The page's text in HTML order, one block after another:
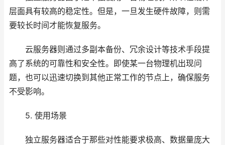
层面具有较高的稳定性。但是，一旦发生硬件故障，则需
要较长时间才能恢复服务。
云服务器则通过多副本备份、冗余设计等技术手段提
高了系统的可靠性和安全性。即使某一台物理机出现问
题，也可以迅速切换到其他正常工作的节点上，确保服务
不受影响。
5. 使用场景
独立服务器适合于那些对性能要求极高、数据量庞大